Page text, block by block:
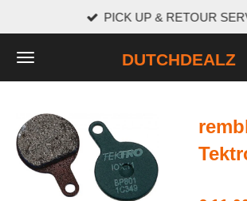
naar
de
DUTCHDEALZ
PICK UP & RETOUR